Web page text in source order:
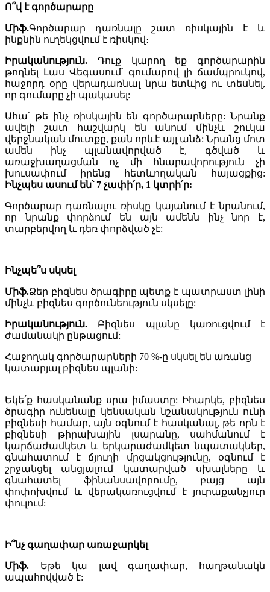
Ո՞վ է գործարարը
Միֆ.Գործարար դառնալը շատ ռիսկային է և
ինքնին ուղեկցվում է ռիսկով։
Իրականություն. Դուք կարող եք գործարարին
թողնել Լաս Վեգասում՝ գումարով լի ճամպրուկով,
հաջորդ օրը վերադառնալ նրա ետևից ու տեսնել,
որ գումարը չի պակասել:
Ահա՛ թե ինչ ռիսկային են գործարարները: Նրանք
ավելի շատ հաշվարկ են անում մինչև շուկա
վերջնական մուտքը, քան որևէ այլ անձ: Նրանց մոտ
ամեն ինչ պլանավորված է, գծված և
առաջխաղացման ոչ մի հնարավորություն չի
խուսափում իրենց հետևողական հայացքից:
Ինչպես ասում են՝ 7 չափի՛ր, 1 կտրի՛ր:
Գործարար դառնալու ռիսկը կայանում է նրանում,
որ նրանք փորձում են այն ամենն ինչ նոր է,
տարբերվող և դեռ փորձված չէ:
Ինչպե՞ս սկսել
Միֆ.Ձեր բիզնես ծրագիրը պետք է պատրաստ լինի
մինչև բիզնես գործունեություն սկսելը:
Իրականություն. Բիզնես պլանը կառուցվում է
ժամանակի ընթացում:
Հաջողակ գործարարների 70 %-ը սկսել են առանց
կատարյալ բիզնես պլանի:
Եկե՛ք հասկանանք սրա իմաստը: Իհարկե, բիզնես
ծրագիր ունենալը կենսական նշանակություն ունի
բիզնեսի համար, այն օգնում է հասկանալ, թե որն է
բիզնեսի թիրախային լսարանը, սահմանում է
կարճաժամկետ և երկարաժամկետ նպատակներ,
գնահատում է ճյուղի մրցակցությունը, օգնում է
շրջանցել անցյալում կատարված սխալները և
գնահատել ֆինանսավորումը, բայց այն
փոփոխվում և վերակառուցվում է յուրաքանչյուր
փուլում:
Ի՞նչ գաղափար առաջարկել
Միֆ. Եթե կա լավ գաղափար, հաղթանակն
ապահովված է: